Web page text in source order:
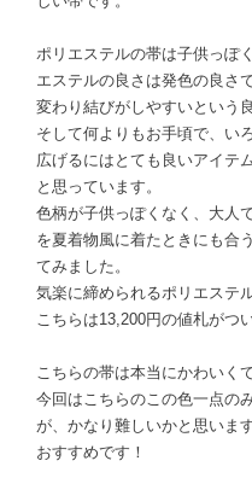
ポリエステルの帯は子供っぽ
エステルの良さは発色の良さ
変わり結びがしやすいという
そして何よりもお手頃で、い
広げるにはとても良いアイテ
と思っています。
色柄が子供っぽくなく、大人
を夏着物風に着たときにも合
てみました。
気楽に締められるポリエステ
こちらは13,200円の値札がつ
こちらの帯は本当にかわいく
今回はこちらのこの色一点の
が、かなり難しいかと思います
おすすめです！